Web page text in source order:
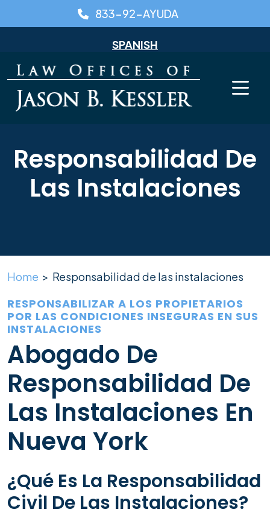
content
SPANISH
833-92-AYUDA
Responsabilidad De
Las Instalaciones
Home > Responsabilidad de las instalaciones
RESPONSABILIZAR A LOS PROPIETARIOS
POR LAS CONDICIONES INSEGURAS EN SUS
INSTALACIONES
Abogado De
Responsabilidad De
Las Instalaciones En
Nueva York
¿Qué Es La Responsabilidad
Civil De Las Instalaciones?